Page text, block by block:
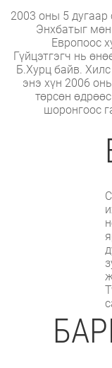
2003 оны 5
Энхбатыг
Европоос
Гүйцэтгэгч нь
Б.Хурц байв. Хилс
энэ хүн 2006
төрсөн
шоронгоос